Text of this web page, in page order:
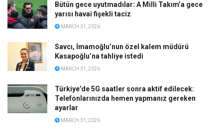
Bütün gece uyutmadılar: A Milli Takım’a gece
yarısı havai fişekli taciz
MARCH 31, 2026
Savcı, İmamoğlu’nun özel kalem müdürü
Kasapoğlu’na tahliye istedi
MARCH 31, 2026
Türkiye’de 5G saatler sonra aktif edilecek:
Telefonlarınızda hemen yapmanız gereken
ayarlar
MARCH 31, 2026